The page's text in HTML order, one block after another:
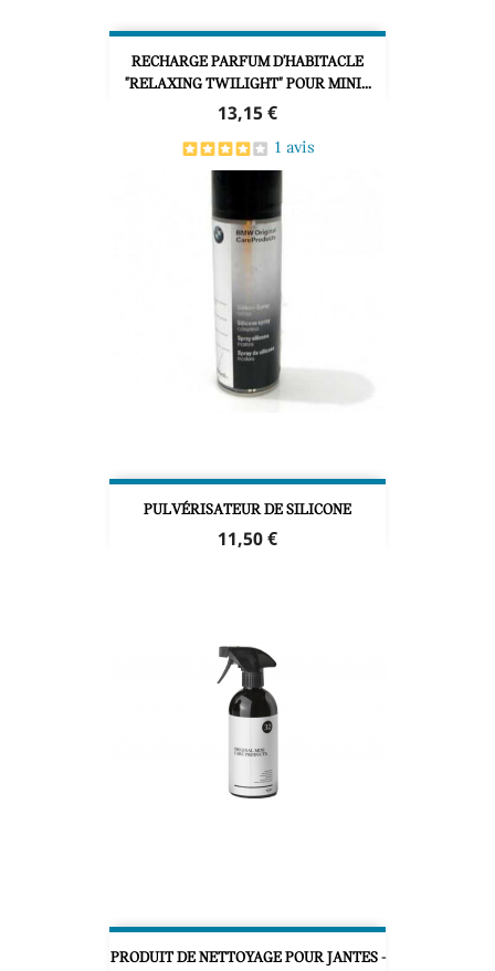
RECHARGE PARFUM D'HABITACLE
"RELAXING TWILIGHT" POUR MINI...
Prix
13,15 €
1 avis
PULVÉRISATEUR DE SILICONE
Prix
11,50 €
PRODUIT DE NETTOYAGE POUR JANTES -